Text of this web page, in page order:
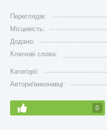
Переглядів:
Місцевість:
Додано:
Ключові слова:
Катеґорії:
Автори/виконавці:
0